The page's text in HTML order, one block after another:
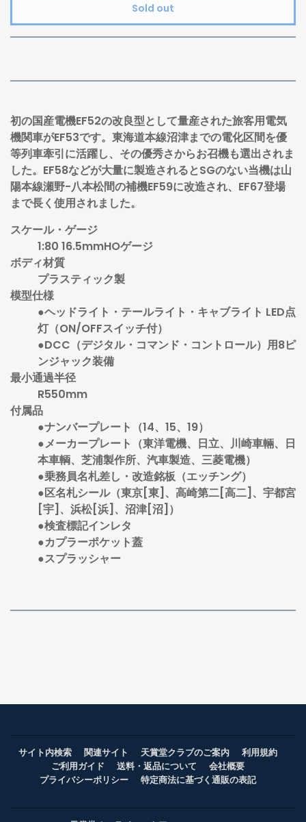
Sold out
初の国産電機EF52の改良型として量産された旅客用電気
機関車がEF53です。東海道本線沼津までの電化区間を優
等列車牽引に活躍し、その優秀さからお召機も選出されま
した。EF58などが大量に製造されるとSGのない当機は山
陽本線瀬野-八本松間の補機EF59に改造され、EF67登場
まで長く使用されました。
スケール・ゲージ
1:80 16.5mmHOゲージ
ボディ材質
プラスティック製
模型仕様
●ヘッドライト・テールライト・キャブライト LED点
灯（ON/OFFスイッチ付）
●DCC（デジタル・コマンド・コントロール）用8ピ
ンジャック装備
最小通過半径
R550mm
付属品
●ナンバープレート（14、15、19）
●メーカープレート（東洋電機、日立、川崎車輛、日
本車輌、芝浦製作所、汽車製造、三菱電機）
●乗務員名札差し・改造銘板（エッチング）
●区名札シール（東京[東]、高崎第二[高二]、宇都宮
[宇]、浜松[浜]、沼津[沼]）
●検査標記インレタ
●カプラーポケット蓋
●スプラッシャー
サイト内検索 関連サイト 天賞堂クラブのご案内
利用規約
ご利用ガイド
送料・返品について
会社概要
プライバシーポリシー
特定商法に基づく通販の表記